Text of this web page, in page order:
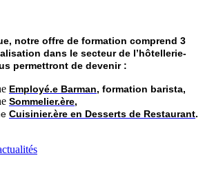
notre offre de formation comprend 3
dans le secteur de l’hôtellerie-
permettront de devenir :
Employé.e Barman, formation barista,
Sommelier.ère,
Cuisinier.ère en Desserts de Restaurant.